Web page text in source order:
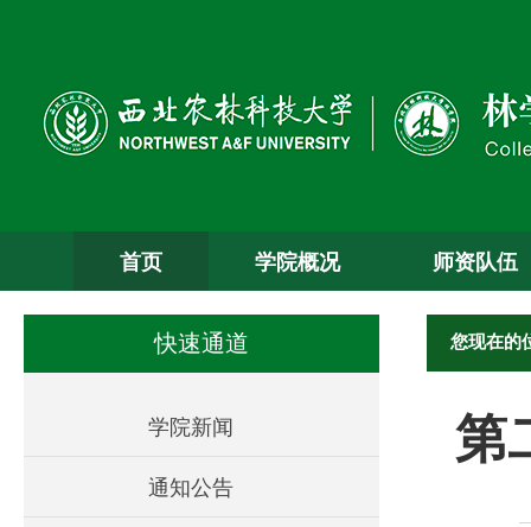
首页 学院概况 师资队伍
快速通道
学院新闻
通知公告
您现在的
第